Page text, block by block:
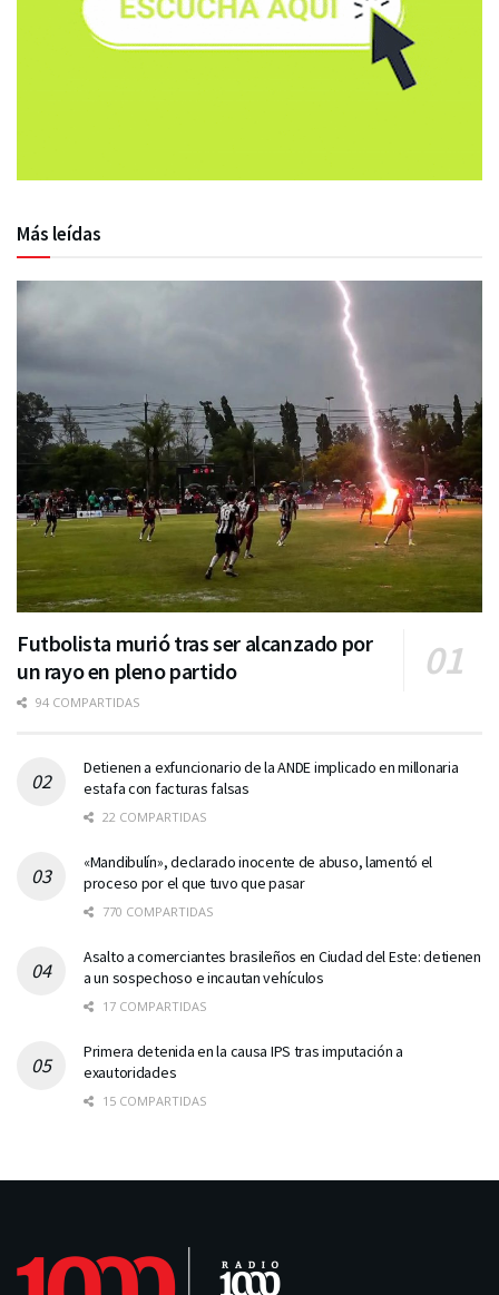
Más leídas
Futbolista murió tras ser alcanzado por
un rayo en pleno partido
94 COMPARTIDAS
Detienen a exfuncionario de la ANDE implicado en millonaria
estafa con facturas falsas
22 COMPARTIDAS
«Mandibulín», declarado inocente de abuso, lamentó el
proceso por el que tuvo que pasar
770 COMPARTIDAS
Asalto a comerciantes brasileños en Ciudad del Este: detienen
a un sospechoso e incautan vehículos
17 COMPARTIDAS
Primera detenida en la causa IPS tras imputación a
exautoridades
15 COMPARTIDAS